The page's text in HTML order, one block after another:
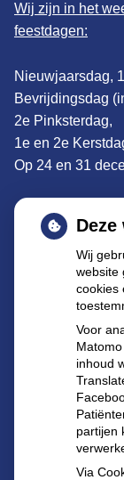
Wij zijn in het
feestdagen:
Nieuwjaarsdag,
Bevrijdingsdag
2e Pinksterdag,
1e en 2e
Op 24 en 31
Adres:
Tel: 030 695 57
Buiten de
dienstapotheek
Burgemeester
030-
Wij
website
cookies
Voor
inhoud
partijen
Via